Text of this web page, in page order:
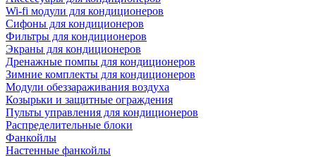
Wi-fi модули для кондиционеров
Сифоны для кондиционеров
Фильтры для кондиционеров
Экраны для кондиционеров
Дренажные помпы для кондиционеров
Зимние комплекты для кондиционеров
Модули обеззараживания воздуха
Козырьки и защитные ограждения
Пульты управления для кондиционеров
Распределительные блоки
Фанкойлы
Настенные фанкойлы